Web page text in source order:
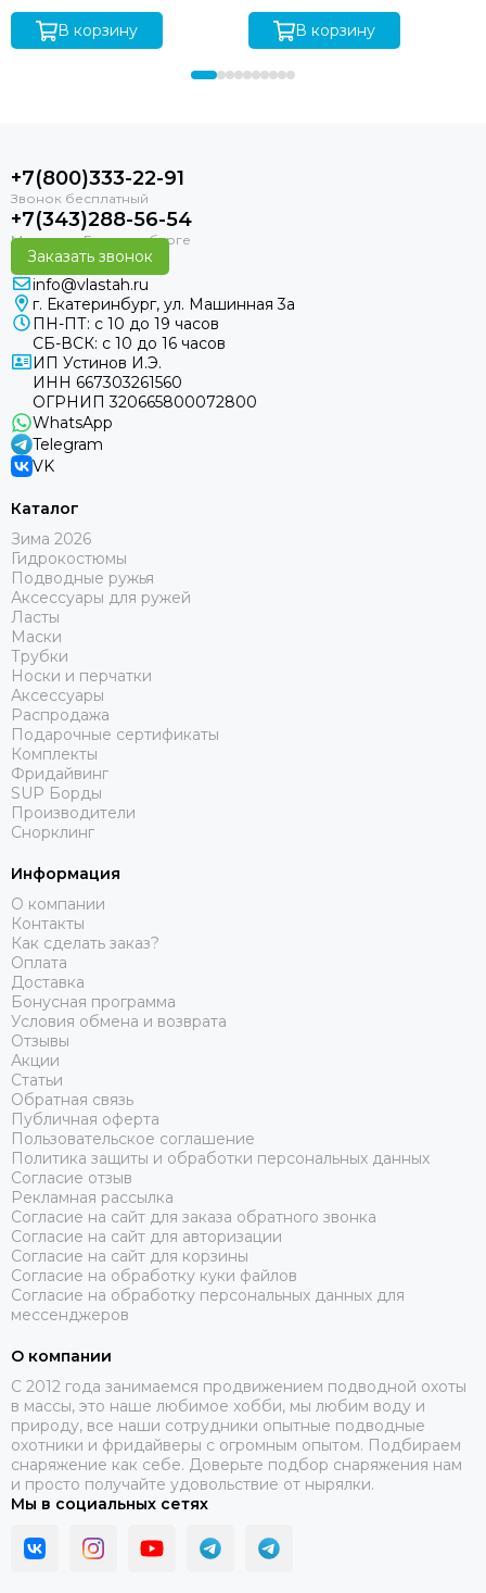
В корзину В корзину
+7(800)333-22-91
+7(343)288-56-54
Заказать звонок
info@vlastah.ru
г. Екатеринбург, ул. Машинная 3а
ПН-ПТ: с 10 до 19 часов
СБ-ВСК: с 10 до 16 часов
ИП Устинов И.Э.
ИНН 667303261560
ОГРНИП 320665800072800
WhatsApp
Telegram
VK
Каталог
Зима 2026
Гидрокостюмы
Подводные ружья
Аксессуары для ружей
Ласты
Маски
Трубки
Носки и перчатки
Аксессуары
Распродажа
Подарочные сертификаты
Комплекты
Фридайвинг
SUP Борды
Производители
Снорклинг
Информация
О компании
Контакты
Как сделать заказ?
Оплата
Доставка
Бонусная программа
Условия обмена и возврата
Отзывы
Акции
Статьи
Обратная связь
Публичная оферта
Пользовательское соглашение
Политика защиты и обработки персональных данных
Согласие отзыв
Рекламная рассылка
Согласие на сайт для заказа обратного звонка
Согласие на сайт для авторизации
Согласие на сайт для корзины
Согласие на обработку куки файлов
Согласие на обработку персональных данных для
мессенджеров
О компании
C 2012 года занимаемся продвижением подводной охоты
в массы, это наше любимое хобби, мы любим воду и
природу, все наши сотрудники опытные подводные
охотники и фридайверы с огромным опытом. Подбираем
снаряжение как себе. Доверьте подбор снаряжения нам
и просто получайте удовольствие от нырялки.
Мы в социальных сетях